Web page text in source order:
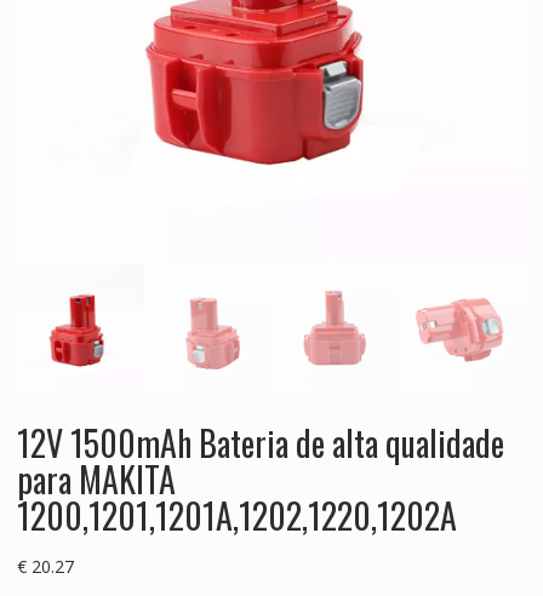
12V 1500mAh Bateria de alta qualidade
para MAKITA
1200,1201,1201A,1202,1220,1202A
€20.27